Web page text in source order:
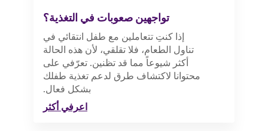
تواجهين صعوبات في التغذية؟
إذا كنتِ تتعاملين مع طفل انتقائي في
تناول الطعام، فلا تقلقي، لأن هذه الحالة
أكثر شيوعاً مما قد تظنين. تعرّفي على
محتوانا لاكتشاف طرق لدعم تغذية طفلك
بشكل فعال.
اعرفي أكثر